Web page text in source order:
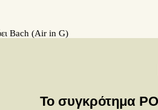
Bach (Air in G)
Το συγκρότημα